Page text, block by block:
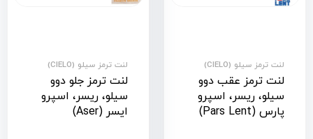
لنت ترمز سیلو (CIELO)
لنت ترمز عقب دوو
سیلو، ریسر، اسپرو
پارس (Pars Lent)
لنت ترمز سیلو (CIELO)
لنت ترمز جلو دوو
سیلو، ریسر، اسپرو
ایسر (Aser)